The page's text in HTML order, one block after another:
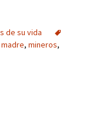
de su vida
madre, mineros,